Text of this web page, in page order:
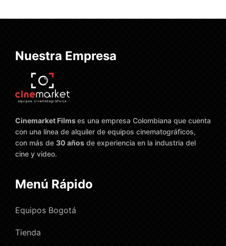
Ver más Ver más
Nuestra Empresa
Cinemarket Filmses una empresa Colombiana que cuenta
con una línea de alquiler de equipos cinematográficos,
con más de 30 años de experiencia en la industria del
cine y video.
Menú Rápido
Equipos Bogotá
Tienda